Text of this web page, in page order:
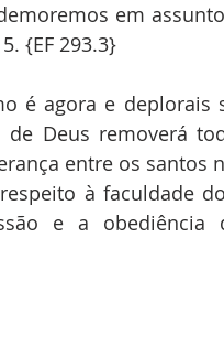
em
{EF 293.3}
é agora e deplorais
Deus removerá
entre os santos
à faculdade
e a